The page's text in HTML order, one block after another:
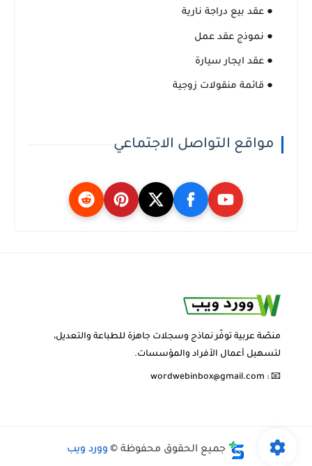
● عقد بيع دراجة نارية
● نموذج عقد عمل
● عقد ايجار سيارة
● قائمة منقولات زوجية
مواقع التواصل الاجتماعي
منصّة عربية توفّر نماذج وسجلات جاهزة للطباعة والتعديل،
لتسهيل أعمال الأفراد والمؤسسات.
📧 :
wordwebinbox@gmail.com
جميع الحقوق محفوظة © وورد ويب